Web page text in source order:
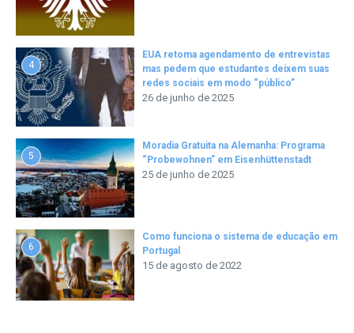
4
EUA retoma agendamento de entrevistas
mas pedem que estudantes deixem suas
redes sociais em modo “público”
26 de junho de 2025
5
Moradia Gratuita na Alemanha: Programa
“Probewohnen” em Eisenhüttenstadt
25 de junho de 2025
6
Como funciona o sistema de educação em
Portugal
15 de agosto de 2022